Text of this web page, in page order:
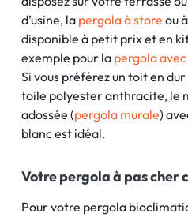
d’usine, la pergola à store ou
disponible à petit prix et en
exemple pour la pergola
Si vous préférez un toit en dur
toile polyester anthracite, le
adossée (pergola murale)
blanc est idéal.
Votre pergola à pas cher
Pour votre pergola